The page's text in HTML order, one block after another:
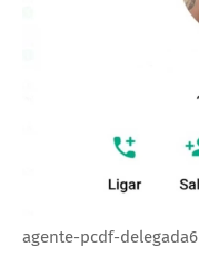
agente-pcdf-delegada6